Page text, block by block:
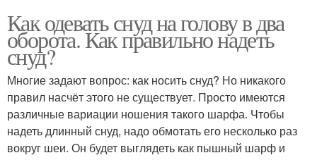
Как одевать снуд на голову в два
оборота. Как правильно надеть
снуд?
Многие задают вопрос: как носить снуд? Но никакого
правил насчёт этого не существует. Просто имеются
различные вариации ношения такого шарфа. Чтобы
надеть длинный снуд, надо обмотать его несколько раз
вокруг шеи. Он будет выглядеть как пышный шарф и